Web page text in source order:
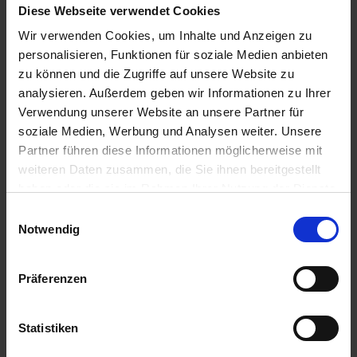
Diese Webseite verwendet Cookies
Wir verwenden Cookies, um Inhalte und Anzeigen zu
personalisieren, Funktionen für soziale Medien anbieten
zu können und die Zugriffe auf unsere Website zu
analysieren. Außerdem geben wir Informationen zu Ihrer
Verwendung unserer Website an unsere Partner für
soziale Medien, Werbung und Analysen weiter. Unsere
Partner führen diese Informationen möglicherweise mit
weiteren Daten zusammen, die Sie ihnen bereitgestellt
Notwendig
Präferenzen
Statistiken
IN DEN
WARENKORB
IN DEN
WARENKORB
Anmelden für Ihren persönlichen Preis
22,08 € / St
22,08 €pro 1 Stück
Verfügbar